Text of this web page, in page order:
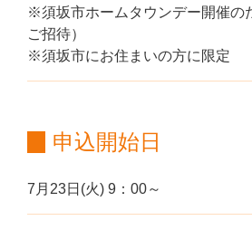
※須坂市ホームタウンデー開催の
ご招待）
※須坂市にお住まいの方に限定
申込開始日
7月23日(火) 9：00～